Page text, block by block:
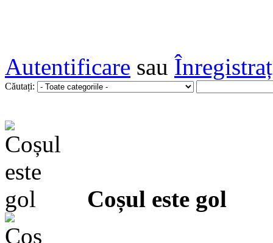
Autentificare sau
Căutați:
Coșul este gol